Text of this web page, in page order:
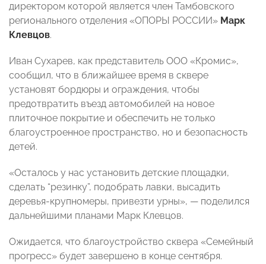
директором которой является член Тамбовского
регионального отделения «ОПОРЫ РОССИИ» Марк
Клевцов.
Иван Сухарев, как представитель ООО «Кромис»,
сообщил, что в ближайшее время в сквере
установят бордюры и ограждения, чтобы
предотвратить въезд автомобилей на новое
плиточное покрытие и обеспечить не только
благоустроенное пространство, но и безопасность
детей.
«Осталось у нас установить детские площадки,
сделать “резинку”, подобрать лавки, высадить
деревья-крупномеры, привезти урны», — поделился
дальнейшими планами Марк Клевцов.
Ожидается, что благоустройство сквера «Семейный
прогресс» будет завершено в конце сентября.